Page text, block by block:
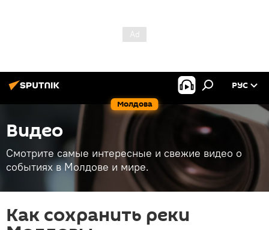
Молдова
РУС
Видео
Смотрите самые интересные и свежие видео о
событиях в Молдове и мире.
Как сохранить реки